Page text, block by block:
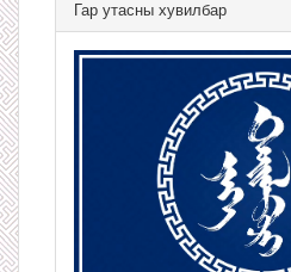
Гар утасны хувилбар